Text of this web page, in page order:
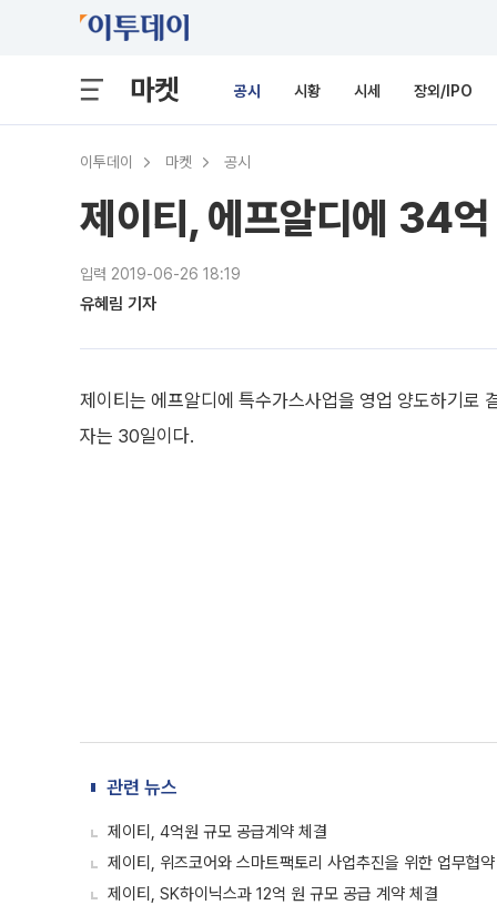
마켓 공시 시황 시세 장외/IPO
이투데이 마켓 공시
제이티, 에프알디에 34
입력 2019-06-26 18:19
유혜림 기자
제이티는 에프알디에 특수가스사업을 영업 양도하기로
자는 30일이다.
관련 뉴스
제이티, 4억원 규모 공급계약 체결
제이티, 위즈코어와 스마트팩토리 사업추진을 위한 업무협
제이티, SK하이닉스과 12억 원 규모 공급 계약 체결